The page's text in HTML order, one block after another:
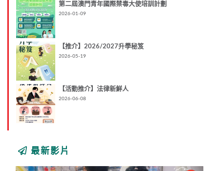
第二屆澳門青年國際禁毒大使培訓計劃
2026-01-09
【推介】2026/2027升學秘笈
2026-05-19
【活動推介】法律新鮮人
2026-06-08
最新影片